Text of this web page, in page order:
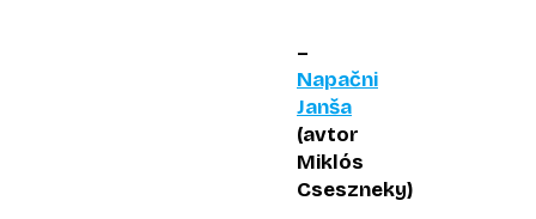
–
Napačni
Janša
(avtor
Miklós
Cseszneky)